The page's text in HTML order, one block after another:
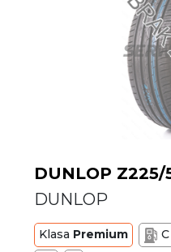
DUNLOP Z225/
DUNLOP
Klasa Premium C